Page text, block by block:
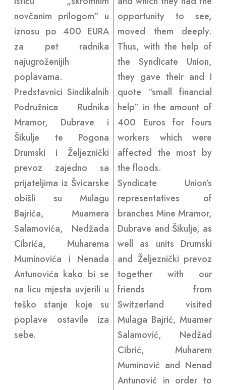
novčanim prilogom“ u
iznosu po 400 EURA
za pet radnika
najugroženijih
poplavama.
Predstavnici Sindikalnih
Podružnica Rudnika
Mramor, Dubrave i
Šikulje te Pogona
Drumski i Željeznički
prevoz zajedno sa
prijateljima iz Švicarske
obišli su Mulagu
Bajrića, Muamera
Salamovića, Nedžada
Cibrića, Muharema
Muminovića i Nenada
Antunovića kako bi se
na licu mjesta uvjerili u
teško stanje koje su
poplave ostavile iza
sebe.
opportunity to see,
moved them deeply.
Thus, with the help of
the Syndicate Union,
they gave their and I
quote “small financial
help” in the amount of
400 Euros for fours
workers which were
affected the most by
the floods.
Syndicate Union’s
representatives of
branches Mine Mramor,
Dubrave and Šikulje, as
well as units Drumski
and Željeznički prevoz
together with our
friends from
Switzerland visited
Mulaga Bajrić, Muamer
Salamović, Nedžad
Cibrić, Muharem
Muminović and Nenad
Antunović in order to